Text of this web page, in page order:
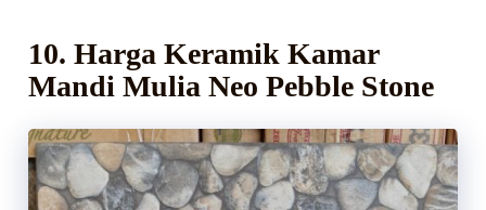
10. Harga Keramik Kamar
Mandi Mulia Neo Pebble Stone